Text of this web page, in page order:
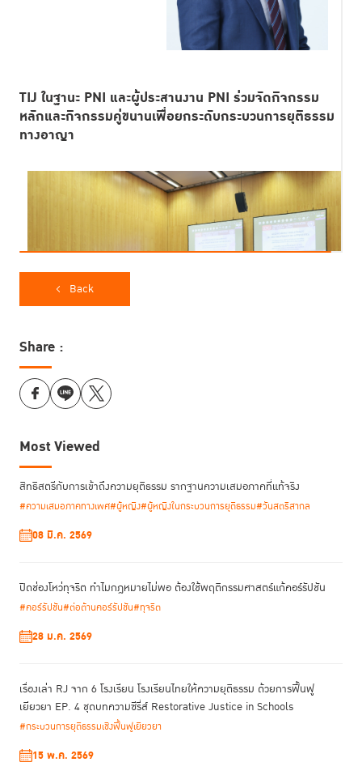
TIJ ในฐานะ PNI และผู้ประสานงาน PNI ร่วมจัดกิจกรรม
หลักและกิจกรรมคู่ขนานเพื่อยกระดับกระบวนการยุติธรรม
ทางอาญา
งานที่ร่วมกับรัฐบาลไทยผลักดันข้อกำหนดสหประชาชาติว่าด้วยการปฏิบัติต่อผู้
ต้องขังหญิงและมาตรการที่มิใช่การคุมขังสำหรับผู้กระทำผิดหญิงหรือข้อ
กำหนดกรุงเทพ” กิตติภูมิ กล่าวและว่า การประชุมในปีนี้มีความสำคัญเพราะ
ของโรคโควิด-19 ซึ่งในช่วงนั้นเราก็มีการจัดประชุมกันแบบออนไลน์มาตั้งแต่ในปี
Back
Share :
Most Viewed
สิทธิสตรีกับการเข้าถึงความยุติธรรม รากฐานความเสมอภาคที่แท้จริง
#ความเสมอภาคทางเพศ#ผู้หญิง#ผู้หญิงในกระบวนการยุติธรรม#วันสตรีสากล
08 มี.ค. 2569
ปิดช่องโหว่ทุจริต ทำไมกฎหมายไม่พอ ต้องใช้พฤติกรรมศาสตร์แก้คอร์รัปชัน
#คอร์รัปชัน#ต่อต้านคอร์รัปชัน#ทุจริต
28 ม.ค. 2569
เรื่องเล่า RJ จาก 6 โรงเรียน โรงเรียนไทยให้ความยุติธรรม ด้วยการฟื้นฟู
เยียวยา EP. 4 ชุดบทความซีรี่ส์ Restorative Justice in Schools
#กระบวนการยุติธรรมเชิงฟื้นฟูเยียวยา
15 พ.ค. 2569